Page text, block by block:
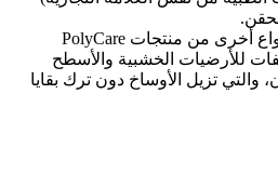
: توجد أنواع أخرى من منتجات PolyCare
للأرضيات الخشبية والأسطح
والتي تزيل الأوساخ دون ترك بقايا